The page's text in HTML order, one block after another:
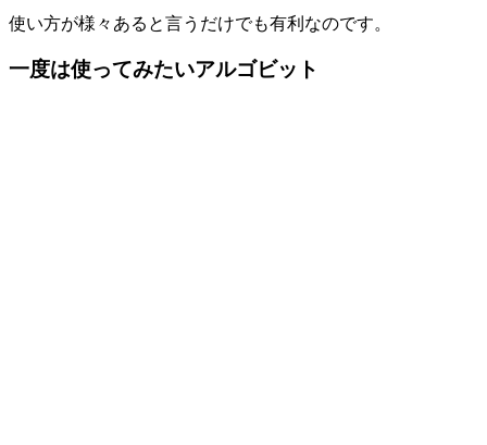
使い方が様々あると言うだけでも有利なのです。
一度は使ってみたいアルゴビット